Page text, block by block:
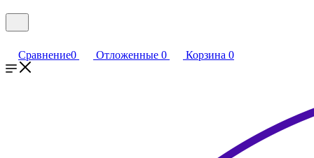
Сравнение0 Отложенные 0 Корзина 0